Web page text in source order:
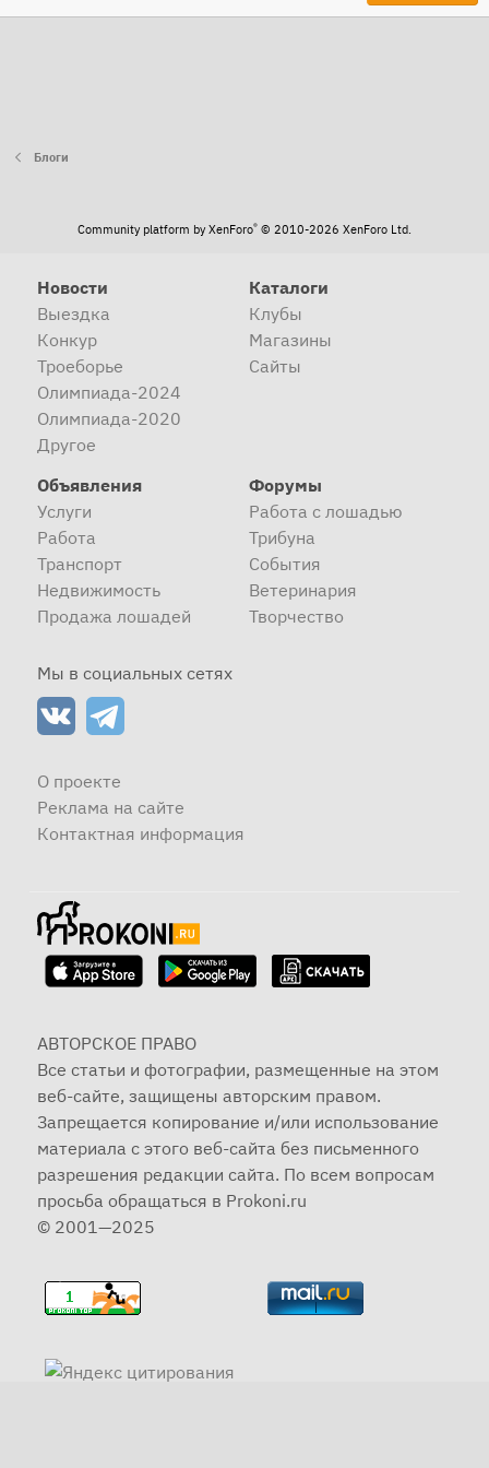
Блоги
Community platform by XenForo® © 2010-2026 XenForo Ltd.
Новости
Выездка
Конкур
Троеборье
Олимпиада-2024
Олимпиада-2020
Другое
Каталоги
Клубы
Магазины
Сайты
Объявления
Услуги
Работа
Транспорт
Недвижимость
Продажа лошадей
Форумы
Работа с лошадью
Трибуна
События
Ветеринария
Творчество
Мы в социальных сетях
О проекте
Реклама на сайте
Контактная информация
АВТОРСКОЕ ПРАВО
Все статьи и фотографии, размещенные на этом
веб-сайте, защищены авторским правом.
Запрещается копирование и/или использование
материала с этого веб-сайта без письменного
разрешения редакции сайта. По всем вопросам
просьба обращаться в Prokoni.ru
© 2001—2025